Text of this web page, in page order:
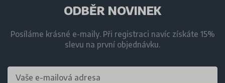
ODBĚR NOVINEK
Posíláme krásné e-maily. Při registraci navíc získáte 15%
slevu na první objednávku.